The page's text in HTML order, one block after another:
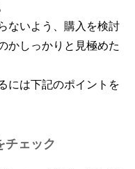
ないよう、購入を検討
かしっかりと見極めた
には下記のポイントを
チェック